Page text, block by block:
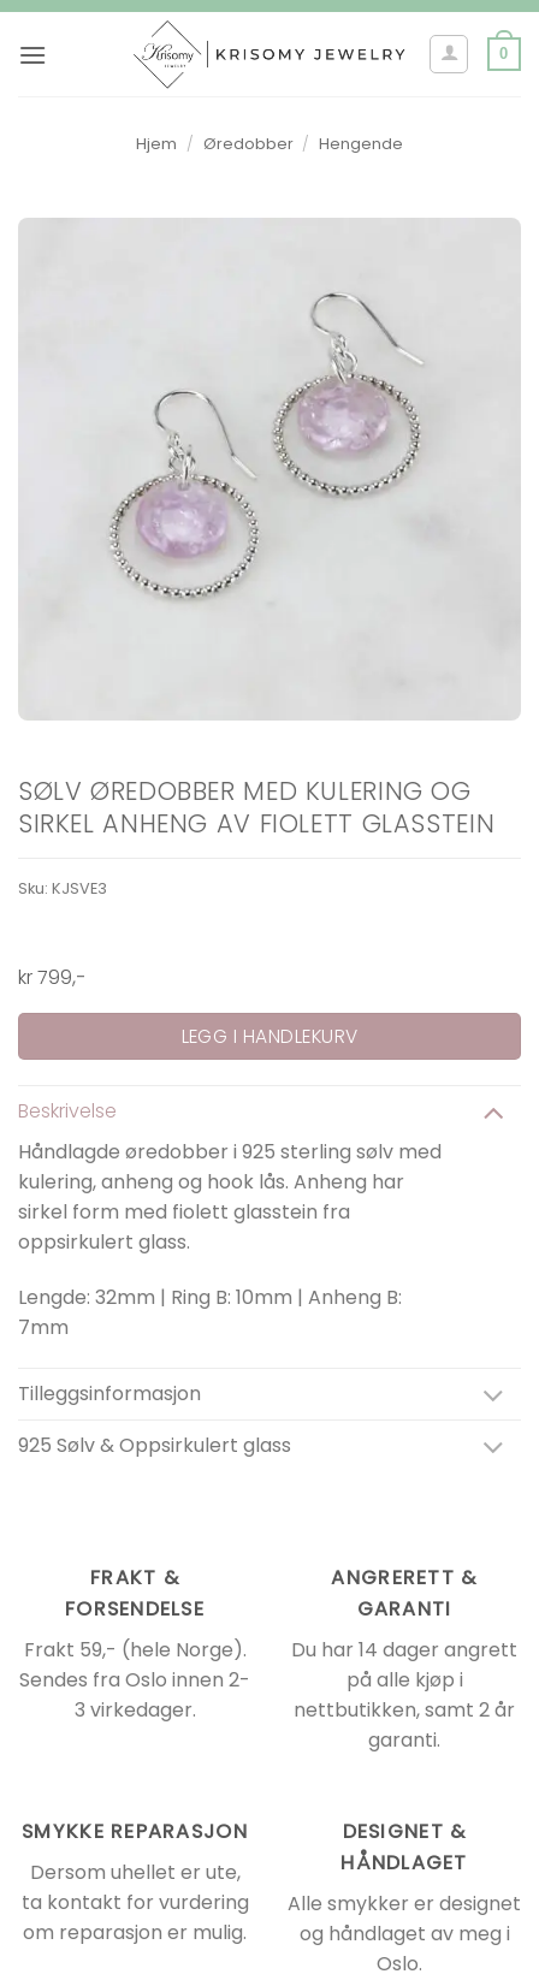
Skip
0
Hjem / Øredobber / Hengende
SØLV ØREDOBBER MED KULERING OG
SIRKEL ANHENG AV FIOLETT GLASSTEIN
Sku: KJSVE3
kr799,-
LEGG I HANDLEKURV
Beskrivelse
Håndlagde øredobber i 925 sterling sølv med
kulering, anheng og hook lås. Anheng har
sirkel form med fiolett glasstein fra
oppsirkulert glass.
Lengde: 32mm | Ring B: 10mm | Anheng B:
7mm
Tilleggsinformasjon
925 Sølv & Oppsirkulert glass
FRAKT &
FORSENDELSE
Frakt 59,- (hele Norge).
Sendes fra Oslo innen 2-
3 virkedager.
ANGRERETT &
GARANTI
Du har 14 dager angrett
på alle kjøp i
nettbutikken, samt 2 år
garanti.
SMYKKE REPARASJON
Dersom uhellet er ute,
ta kontakt for vurdering
om reparasjon er mulig.
DESIGNET &
HÅNDLAGET
Alle smykker er designet
og håndlaget av meg i
Oslo.